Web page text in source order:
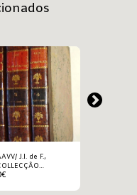
J.I. de F.,
DE
€